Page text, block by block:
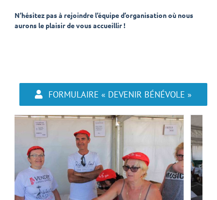
N’hésitez pas à rejoindre l’équipe d’organisation où nous
aurons le plaisir de vous accueillir !
FORMULAIRE « DEVENIR BÉNÉVOLE »